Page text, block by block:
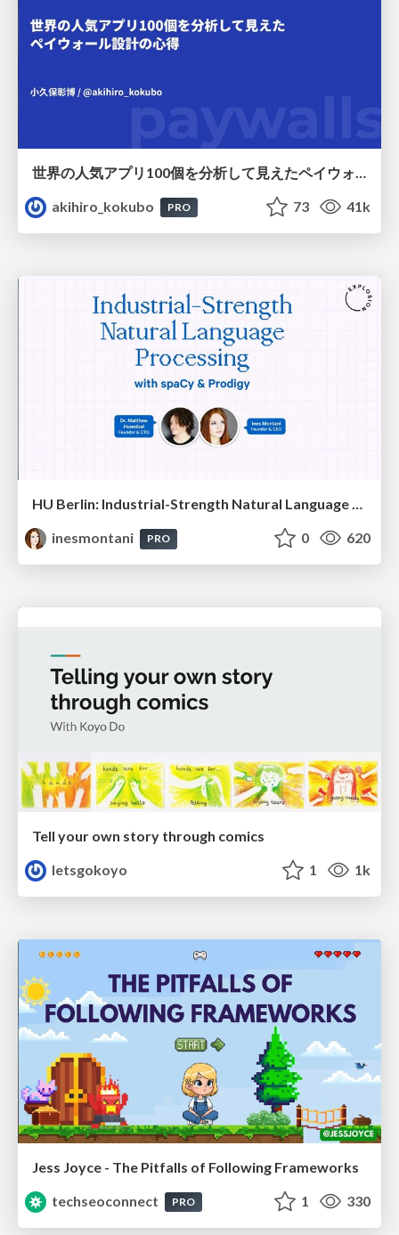
世界の人気アプリ100個を分析して見えたペイウォール設計の心得
akihiro_kokubo
PRO 73 41k
HU Berlin: Industrial-Strength Natural Language Processing with spaCy and Prodigy
inesmontani
PRO 0 620
Tell your own story through comics
letsgokoyo
1 1k
Jess Joyce - The Pitfalls of Following Frameworks
techseoconnect
PRO 1 330